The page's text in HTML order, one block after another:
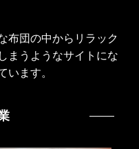
布団の中からリラック
まうようなサイトにな
います。